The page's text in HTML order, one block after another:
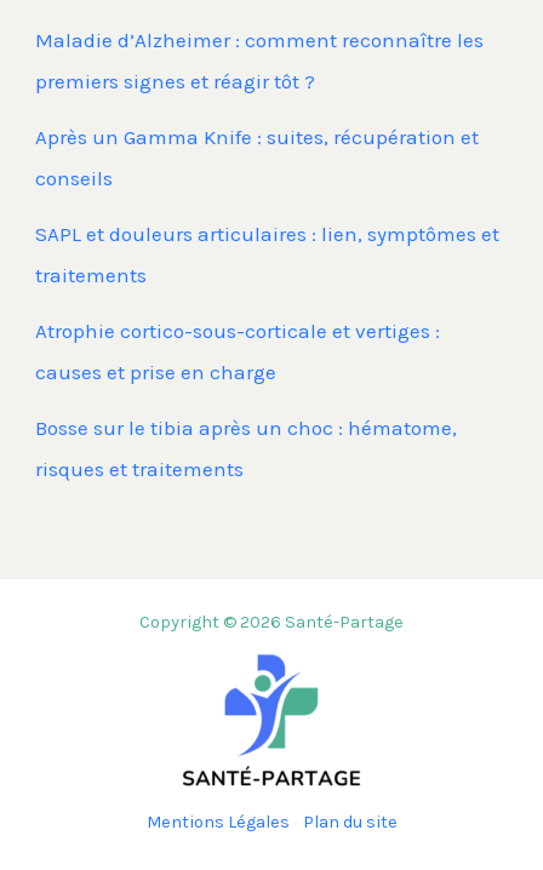
Maladie d’Alzheimer : comment reconnaître les
premiers signes et réagir tôt ?
Après un Gamma Knife : suites, récupération et
conseils
SAPL et douleurs articulaires : lien, symptômes et
traitements
Atrophie cortico-sous-corticale et vertiges :
causes et prise en charge
Bosse sur le tibia après un choc : hématome,
risques et traitements
Copyright © 2026 Santé-Partage
Mentions Légales - Plan du site